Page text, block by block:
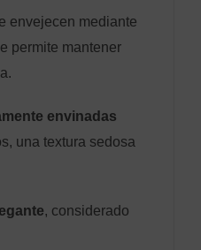
envejecen mediante
permite mantener
envinadas
una textura sedosa
, considerado